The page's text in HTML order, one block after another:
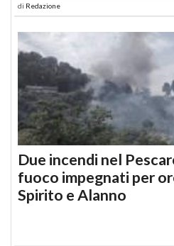
di Redazione
Due incendi nel
fuoco impegnati per
Spirito e Alanno